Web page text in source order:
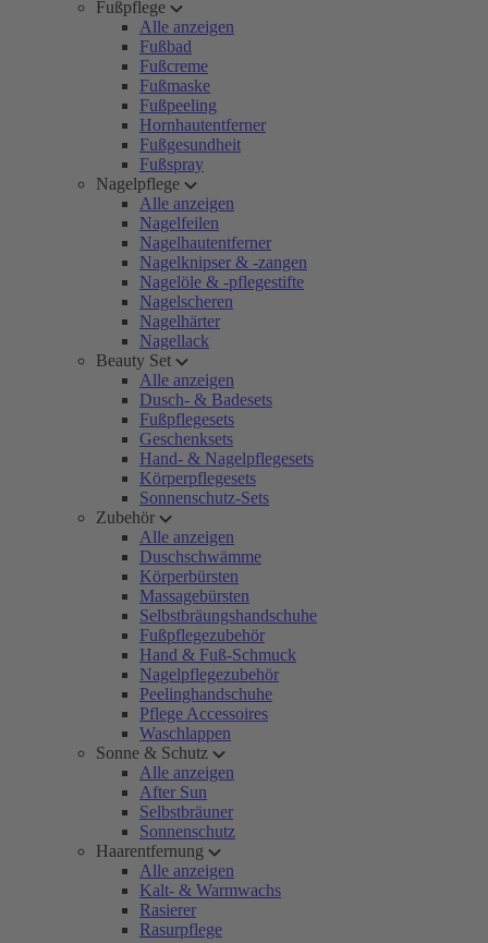
Fußpflege
Alle anzeigen
Fußbad
Fußcreme
Fußmaske
Fußpeeling
Hornhautentferner
Fußgesundheit
Fußspray
Nagelpflege
Alle anzeigen
Nagelfeilen
Nagelhautentferner
Nagelknipser & -zangen
Nagelöle & -pflegestifte
Nagelscheren
Nagelhärter
Nagellack
Beauty Set
Alle anzeigen
Dusch- & Badesets
Fußpflegesets
Geschenksets
Hand- & Nagelpflegesets
Körperpflegesets
Sonnenschutz-Sets
Zubehör
Alle anzeigen
Duschschwämme
Körperbürsten
Massagebürsten
Selbstbräungshandschuhe
Fußpflegezubehör
Hand & Fuß-Schmuck
Nagelpflegezubehör
Peelinghandschuhe
Pflege Accessoires
Waschlappen
Sonne & Schutz
Alle anzeigen
After Sun
Selbstbräuner
Sonnenschutz
Haarentfernung
Alle anzeigen
Kalt- & Warmwachs
Rasierer
Rasurpflege